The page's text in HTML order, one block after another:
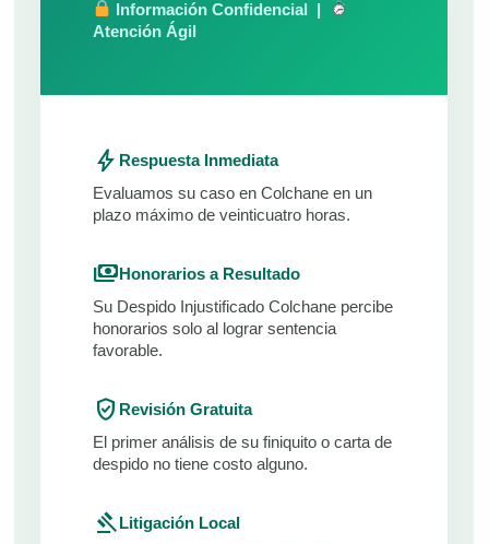
Información Confidencial |
Atención Ágil
bolt Respuesta Inmediata
Evaluamos su caso en Colchane en un
plazo máximo de veinticuatro horas.
paymentsHonorarios a Resultado
Su Despido Injustificado Colchane percibe
honorarios solo al lograr sentencia
favorable.
verified_user Revisión Gratuita
El primer análisis de su finiquito o carta de
despido no tiene costo alguno.
gavelLitigación Local